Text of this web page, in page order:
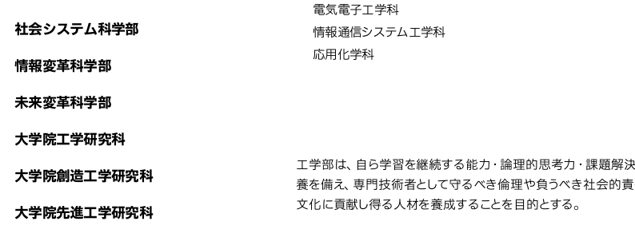
社会システム科学部
情報変革科学部
未来変革科学部
大学院工学研究科
大学院創造工学研究科
大学院先進工学研究科
電気電子工学科
情報通信システム工学科
応用化学科
教育研究上の目的
工学部は、自ら学習を継続する能力・論理的思考力・課題解
養を備え、専門技術者として守るべき倫理や負うべき社会的
文化に貢献し得る人材を養成することを目的とする。